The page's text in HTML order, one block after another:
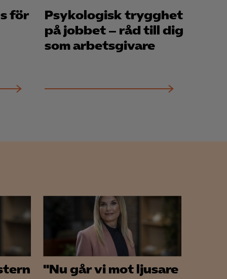
för
Psykologisk trygghet
på jobbet – råd till dig
som arbetsgivare
"Nu går vi mot ljusare